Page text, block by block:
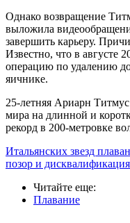
Однако возвращение
выложила
завершить карьеру.
Известно, что в августе
операцию по удалению
яичнике.
25-летняя Ариарн
мира на длинной и
рекорд в 200-метровке
Итальянских звезд
позор и
Читайте еще:
Плавание